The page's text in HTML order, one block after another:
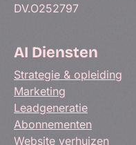
DV.O252797
AI Diensten
Strategie & opleiding
Marketing
Leadgeneratie
Abonnementen
Website verhuizen